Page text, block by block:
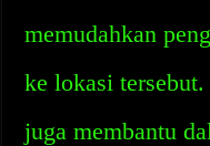
memudahkan
ke lokasi
juga membantu